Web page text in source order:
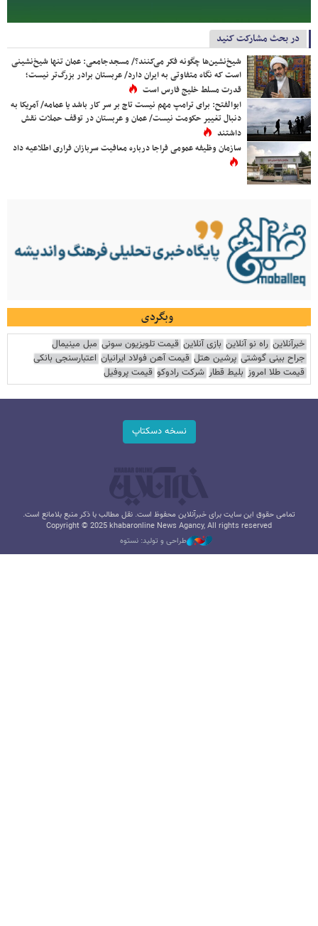
در بحث مشارکت کنید
شیخ‌نشین‌ها چگونه فکر می‌کنند؟/ مسجدجامعی: عمان تنها شیخ‌نشینی
است که نگاه متفاوتی به ایران دارد/ عربستان برادر بزرگ‌تر نیست؛
قدرت مسلط خلیج فارس است
ابوالفتح: برای ترامپ مهم نیست تاج بر سر کار باشد یا عمامه/ آمریکا به
دنبال تغییر حکومت نیست/ عمان و عربستان در توقف حملات نقش
داشتند
سازمان وظیفه عمومی فراجا درباره معافیت سربازان فراری اطلاعیه داد
وبگردی
خبرآنلاین راه نو آنلاین بازی آنلاین قیمت تلویزیون سونی مبل مینیمال
جراح بینی گوشتی پرشین هتل قیمت آهن فولاد ایرانیان اعتبارسنجی بانکی
قیمت طلا امروز بلیط قطار شرکت رادوکو قیمت پروفیل
نسخه دسکتاپ
تمامی حقوق این سایت برای خبرآنلاین محفوظ است. نقل مطالب با ذکر منبع بلامانع است.
Copyright © 2025 khabaronline News Agancy, All rights reserved
طراحی و تولید: نستوه